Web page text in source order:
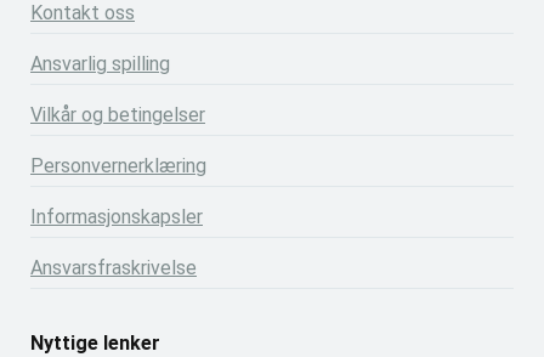
Kontakt oss
Ansvarlig spilling
Vilkår og betingelser
Personvernerklæring
Informasjonskapsler
Ansvarsfraskrivelse
Nyttige lenker